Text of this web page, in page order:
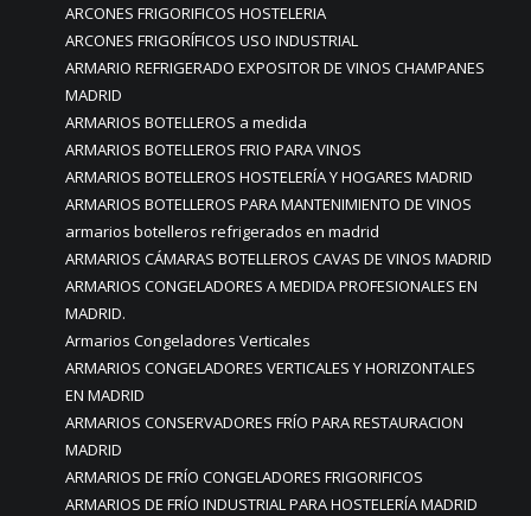
ARCONES FRIGORIFICOS HOSTELERIA
ARCONES FRIGORÍFICOS USO INDUSTRIAL
ARMARIO REFRIGERADO EXPOSITOR DE VINOS CHAMPANES
MADRID
ARMARIOS BOTELLEROS a medida
ARMARIOS BOTELLEROS FRIO PARA VINOS
ARMARIOS BOTELLEROS HOSTELERÍA Y HOGARES MADRID
ARMARIOS BOTELLEROS PARA MANTENIMIENTO DE VINOS
armarios botelleros refrigerados en madrid
ARMARIOS CÁMARAS BOTELLEROS CAVAS DE VINOS MADRID
ARMARIOS CONGELADORES A MEDIDA PROFESIONALES EN
MADRID.
Armarios Congeladores Verticales
ARMARIOS CONGELADORES VERTICALES Y HORIZONTALES
EN MADRID
ARMARIOS CONSERVADORES FRÍO PARA RESTAURACION
MADRID
ARMARIOS DE FRÍO CONGELADORES FRIGORIFICOS
ARMARIOS DE FRÍO INDUSTRIAL PARA HOSTELERÍA MADRID